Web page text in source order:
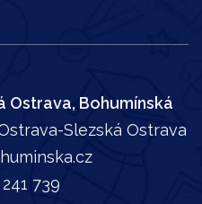
Ostrava, Bohumínská
Slezská Ostrava
739